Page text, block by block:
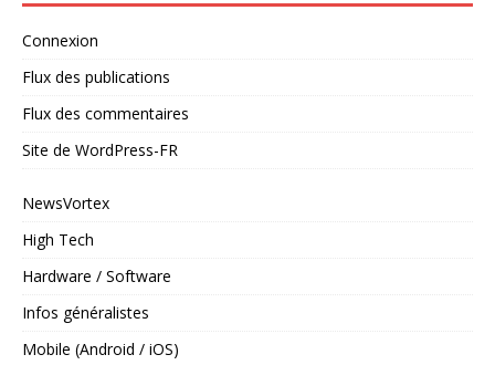
Connexion
Flux des publications
Flux des commentaires
Site de WordPress-FR
NewsVortex
High Tech
Hardware / Software
Infos généralistes
Mobile (Android / iOS)